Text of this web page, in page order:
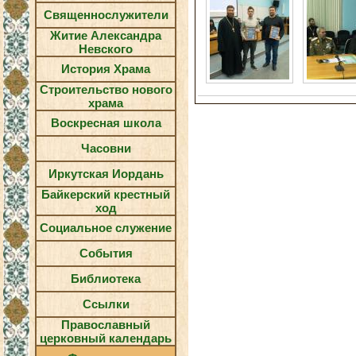
Священнослужители
Житие Александра
Невского
История Храма
Строительство нового
храма
Воскресная школа
Часовни
Иркутская Иордань
Байкерский крестный
ход
Социальное служение
События
Библиотека
Ссылки
Православный
церковный календарь